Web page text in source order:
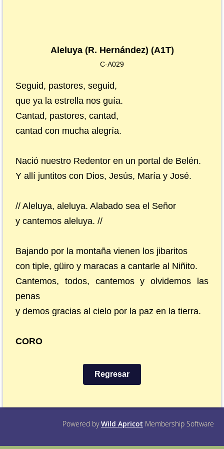
Aleluya (R. Hernández) (A1T)
C-A029
Seguid, pastores, seguid,
que ya la estrella nos guía.
Cantad, pastores, cantad,
cantad con mucha alegría.
Nació nuestro Redentor en un portal de Belén.
Y allí juntitos con Dios, Jesús, María y José.
// Aleluya, aleluya. Alabado sea el Señor
y cantemos aleluya. //
Bajando por la montaña vienen los jibaritos
con tiple, güiro y maracas a cantarle al Niñito.
Cantemos, todos, cantemos y olvidemos las
penas
y demos gracias al cielo por la paz en la tierra.
CORO
Regresar
Powered byWild Apricot Membership Software